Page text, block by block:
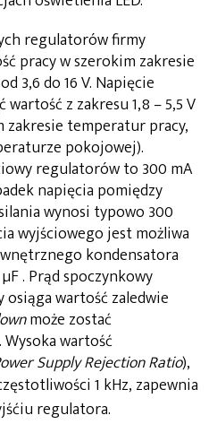
regulatorów firmy
pracy w szerokim zakresie
3,6 do 16 V. Napięcie
z zakresu 1,8 – 5,5 V
zakresie temperatur pracy,
pokojowej).
regulatorów to 300 mA
napięcia pomiędzy
wynosi typowo 300
wyjściowego jest możliwa
kondensatora
. Prąd spoczynkowy
wartość zaledwie
może zostać
wartość
Supply Rejection Ratio),
1 kHz,zapewnia
regulatora.